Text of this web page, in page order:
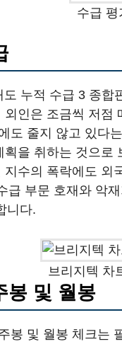
수급 평
누적 수급 3 종
인은 조금씩 저점
도 줄지 않고 있다
을 취하는 것으로
수의 폭락에도 외
급 부문 호재와 악
니다.
브리지텍 차
봉 및 월봉
봉 및 월봉 체크는